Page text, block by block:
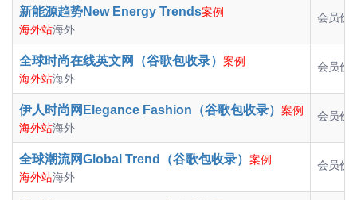
新能源趋势New Energy Trends案例
海外站海外
会员价
全球时尚在线英文网（谷歌包收录） 案例
海外站海外
会员价
伊人时尚网Elegance Fashion（谷歌包收录） 案例
海外站海外
会员价
全球潮流网Global Trend（谷歌包收录） 案例
海外站海外
会员价